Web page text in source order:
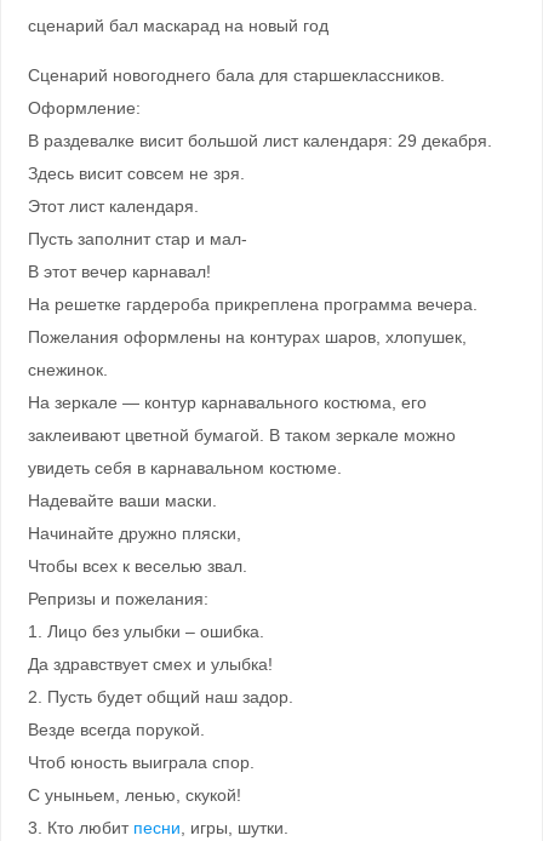
сценарий бал маскарад на новый год
Сценарий новогоднего бала для старшеклассников.
Оформление:
В раздевалке висит большой лист календаря: 29 декабря.
Здесь висит совсем не зря.
Этот лист календаря.
Пусть заполнит стар и мал-
В этот вечер карнавал!
На решетке гардероба прикреплена программа вечера.
Пожелания оформлены на контурах шаров, хлопушек,
снежинок.
На зеркале — контур карнавального костюма, его
заклеивают цветной бумагой. В таком зеркале можно
увидеть себя в карнавальном костюме.
Надевайте ваши маски.
Начинайте дружно пляски,
Чтобы всех к веселью звал.
Репризы и пожелания:
1. Лицо без улыбки – ошибка.
Да здравствует смех и улыбка!
2. Пусть будет общий наш задор.
Везде всегда порукой.
Чтоб юность выиграла спор.
С уныньем, ленью, скукой!
3. Кто любит песни, игры, шутки.